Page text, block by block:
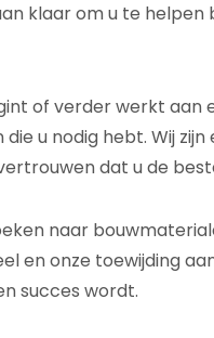
klaar om u te
of verder werkt
u nodig hebt. Wij
dat u de
naar
en onze toewijding
succes wordt.